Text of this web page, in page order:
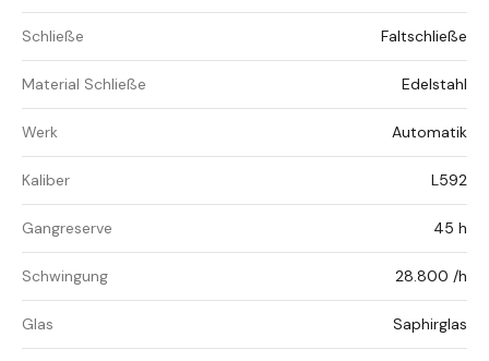
Schließe Faltschließe
Material Schließe Edelstahl
Werk Automatik
Kaliber L592
Gangreserve 45 h
Schwingung 28.800 /h
Glas Saphirglas